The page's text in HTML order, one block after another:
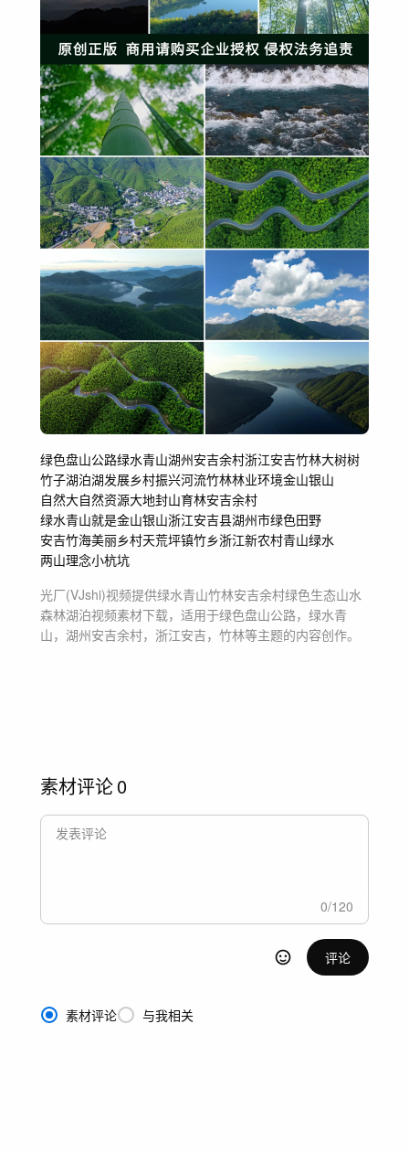
绿色盘山公路绿水青山湖州安吉余村浙江安吉竹林大树树
竹子湖泊湖发展乡村振兴河流竹林林业环境金山银山
自然大自然资源大地封山育林安吉余村
绿水青山就是金山银山浙江安吉县湖州市绿色田野
安吉竹海美丽乡村天荒坪镇竹乡浙江新农村青山绿水
两山理念小杭坑
光厂(VJshi)视频提供绿水青山竹林安吉余村绿色生态山水
森林湖泊视频素材下载，适用于绿色盘山公路，绿水青
山，湖州安吉余村，浙江安吉，竹林等主题的内容创作。
素材评论0
0/120
评论
素材评论 与我相关